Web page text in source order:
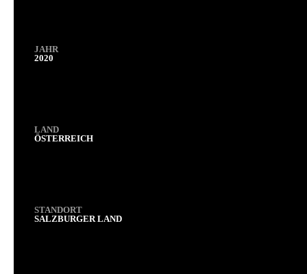
JAHR
2020
LAND
ÖSTERREICH
STANDORT
SALZBURGER LAND